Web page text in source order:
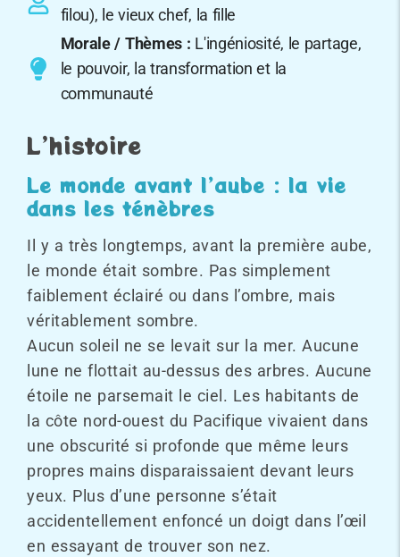
filou), le vieux chef, la fille
Morale / Thèmes : L'ingéniosité, le partage,
le pouvoir, la transformation et la
communauté
L’histoire
Le monde avant l’aube : la vie
dans les ténèbres
Il y a très longtemps, avant la première aube,
le monde était sombre. Pas simplement
faiblement éclairé ou dans l’ombre, mais
véritablement sombre.
Aucun soleil ne se levait sur la mer. Aucune
lune ne flottait au-dessus des arbres. Aucune
étoile ne parsemait le ciel. Les habitants de
la côte nord-ouest du Pacifique vivaient dans
une obscurité si profonde que même leurs
propres mains disparaissaient devant leurs
yeux. Plus d’une personne s’était
accidentellement enfoncé un doigt dans l’œil
en essayant de trouver son nez.